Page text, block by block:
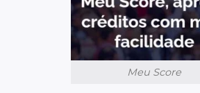
Meu Score